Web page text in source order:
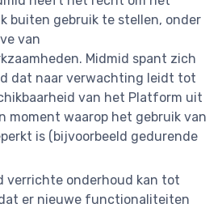
buiten gebruik te stellen, onder
van
Midmid spant zich
dat naar verwachting leidt tot
van het Platform uit
moment waarop het gebruik van
is (bijvoorbeeld gedurende
verrichte onderhoud kan tot
er nieuwe functionaliteiten